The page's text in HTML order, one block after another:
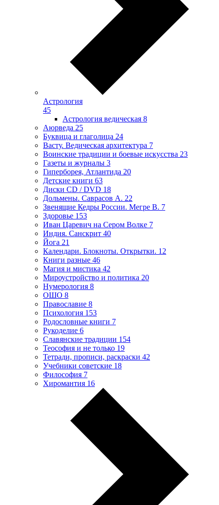
Астрология
45
Астрология ведическая 8
Аюрведа 25
Буквица и глаголица 24
Васту. Ведическая архитектура 7
Воинские традиции и боевые искусства 23
Газеты и журналы 3
Гиперборея, Атлантида 20
Детские книги 63
Диски CD / DVD 18
Дольмены. Саврасов А. 22
Звенящие Кедры России. Мегре В. 7
Здоровье 153
Иван Царевич на Сером Волке 7
Индия. Санскрит 40
Йога 21
Календари. Блокноты. Открытки. 12
Книги разные 46
Магия и мистика 42
Мироустройство и политика 20
Нумерология 8
ОШО 8
Православие 8
Психология 153
Родословные книги 7
Рукоделие 6
Славянские традиции 154
Теософия и не только 19
Тетради, прописи, раскраски 42
Учебники советские 18
Философия 7
Хиромантия 16